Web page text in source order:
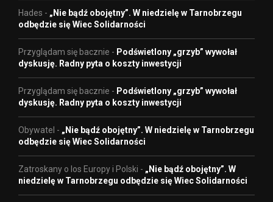
Hades - „Nie bądź obojętny”. W niedzielę w Tarnobrzegu
odbędzie się Wiec Solidarności
Przyglądam się bacznie - Podświetlony „grzyb” wywołał
dyskusję. Radny pyta o koszty inwestycji
Przyglądam się bacznie - Podświetlony „grzyb” wywołał
dyskusję. Radny pyta o koszty inwestycji
Obywatel - „Nie bądź obojętny”. W niedzielę w Tarnobrzegu
odbędzie się Wiec Solidarności
Zatroskany o los Europy i Polski - „Nie bądź obojętny”. W
niedzielę w Tarnobrzegu odbędzie się Wiec Solidarności